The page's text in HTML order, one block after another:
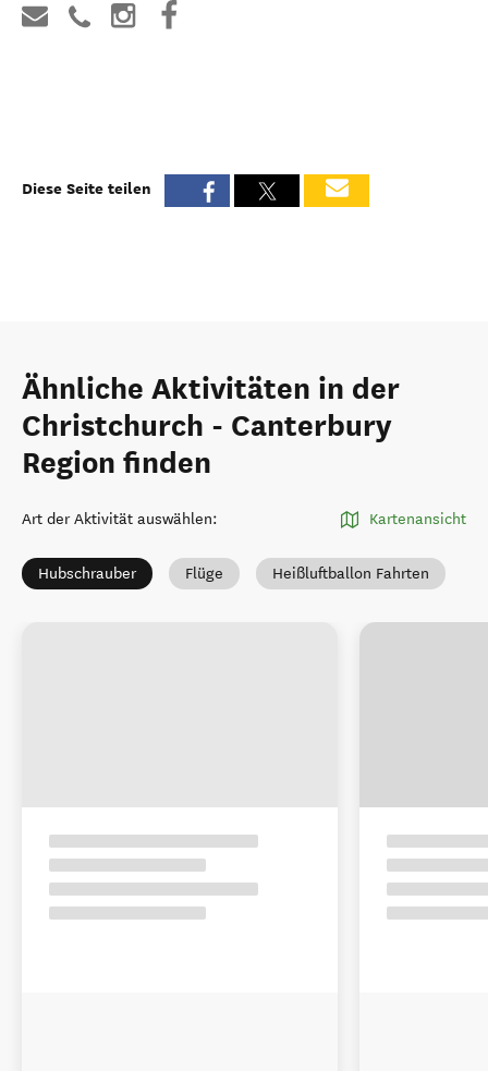
Diese Seite teilen
Ähnliche Aktivitäten in der
Christchurch - Canterbury
Region finden
Art der Aktivität auswählen: Kartenansicht
Hubschrauber Flüge Heißluftballon Fahrten